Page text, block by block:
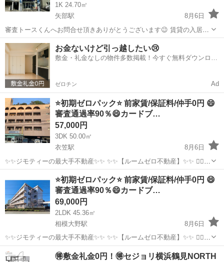
1K 24.70㎡
矢部駅
8月6日
審査トースくんへお問合せ頂きありがとうございます😉 賃貸の入居審
査で苦戦しているあなた 審査が不安で一歩踏み出せないあなた ご安心
ください✨✨ 審査は通るものではなく、通すものです！ 『審査トース
くん』...
神奈川 相模原市 矢部駅 マンション 物件
お金ないけど引っ越したい😢
敷金・礼金なしの物件多数掲載！今すぐ無料ダウンロー
ゼロチン Ad
⭐️初期ゼロパック⭐️ 前家賃/保証料/仲手0円 😄
審査通過率90％😄カードブ…
57,000円
3DK 50.00㎡
衣笠駅
8月6日
✨✨ジモティーの最大手不動産✨✨ ✨✨【ルームゼロ不動産】✨✨ 🙇‍♂️
🙇‍♂️賃貸の成約件数800件を突破❗️❗️ 🏆🏆🏆🏆🏆🏆🏆🏆🏆🏆🏆🏆 サービ
ス開始からたくさんのお客様に 高評価を頂いて...
横須賀市 衣笠駅 マンション 物件
⭐️初期ゼロパック⭐️ 前家賃/保証料/仲手0円 😄
審査通過率90％😄カードブ…
69,000円
2LDK 45.36㎡
相模大野駅
8月6日
✨✨ジモティーの最大手不動産✨✨ ✨✨【ルームゼロ不動産】✨✨ 🙇‍♂️
🙇‍♂️賃貸の成約件数800件を突破❗️❗️ 🏆🏆🏆🏆🏆🏆🏆🏆🏆🏆🏆🏆 サービ
ス開始からたくさんのお客様に 高評価を頂いて...
神奈川 相模原市 相模大野駅 マンション 物件
🉐敷金礼金0円！🉐セジョリ横浜鶴見NORTH